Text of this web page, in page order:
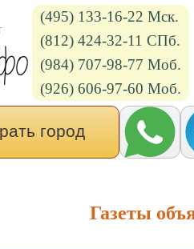
(495) 133-16-22 Мск.
(812) 424-32-11 СПб.
(984) 707-98-77 Моб.
(926) 606-97-60 Моб.
город
Газеты